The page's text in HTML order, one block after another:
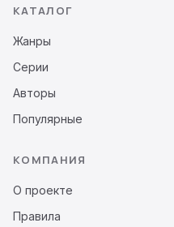
КАТАЛОГ
Жанры
Серии
Авторы
Популярные
КОМПАНИЯ
О проекте
Правила